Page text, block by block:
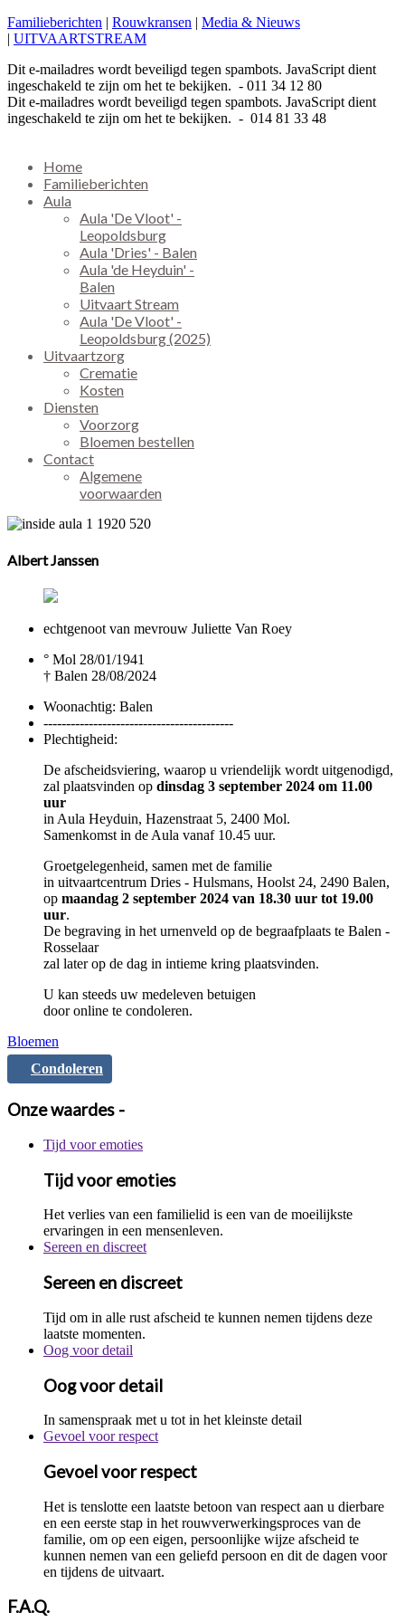
Familieberichten | Rouwkransen | Media & Nieuws
| UITVAARTSTREAM
Dit e-mailadres wordt beveiligd tegen spambots. JavaScript dient
ingeschakeld te zijn om het te bekijken. - 011 34 12 80
Dit e-mailadres wordt beveiligd tegen spambots. JavaScript dient
ingeschakeld te zijn om het te bekijken. - 014 81 33 48
Home
Familieberichten
Aula
Aula 'De Vloot' -
Leopoldsburg
Aula 'Dries' - Balen
Aula 'de Heyduin' -
Balen
Uitvaart Stream
Aula 'De Vloot' -
Leopoldsburg (2025)
Uitvaartzorg
Crematie
Kosten
Diensten
Voorzorg
Bloemen bestellen
Contact
Algemene
voorwaarden
Albert Janssen
echtgenoot van mevrouw Juliette Van Roey
° Mol 28/01/1941
† Balen 28/08/2024
Woonachtig: Balen
------------------------------------------
Plechtigheid:
De afscheidsviering, waarop u vriendelijk wordt uitgenodigd,
zal plaatsvinden op dinsdag 3 september 2024 om 11.00
uur
in Aula Heyduin, Hazenstraat 5, 2400 Mol.
Samenkomst in de Aula vanaf 10.45 uur.
Groetgelegenheid, samen met de familie
in uitvaartcentrum Dries - Hulsmans, Hoolst 24, 2490 Balen,
op maandag 2 september 2024 van 18.30 uur tot 19.00
uur.
De begraving in het urnenveld op de begraafplaats te Balen -
Rosselaar
zal later op de dag in intieme kring plaatsvinden.
U kan steeds uw medeleven betuigen
door online te condoleren.
Bloemen
Condoleren
Onze waardes -
Tijd voor emoties
Tijd voor emoties
Het verlies van een familielid is een van de moeilijkste
ervaringen in een mensenleven.
Sereen en discreet
Sereen en discreet
Tijd om in alle rust afscheid te kunnen nemen tijdens deze
laatste momenten.
Oog voor detail
Oog voor detail
In samenspraak met u tot in het kleinste detail
Gevoel voor respect
Gevoel voor respect
Het is tenslotte een laatste betoon van respect aan u dierbare
en een eerste stap in het rouwverwerkingsproces van de
familie, om op een eigen, persoonlijke wijze afscheid te
kunnen nemen van een geliefd persoon en dit de dagen voor
en tijdens de uitvaart.
F.A.Q.